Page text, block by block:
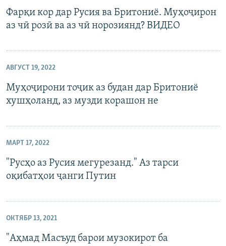
Фарқи кор дар Русия ва Бритониё. Муҳоҷирон
аз чӣ розӣ ва аз чӣ норозиянд? ВИДЕО
АВГУСТ 19, 2022
Муҳоҷирони тоҷик аз будан дар Бритониё
хушҳоланд, аз музди корашон не
МАРТ 17, 2022
"Русҳо аз Русия мегурезанд." Аз тарси
оқибатҳои ҷанги Путин
ОКТЯБР 13, 2021
"Аҳмад Масъуд барои музокирот ба